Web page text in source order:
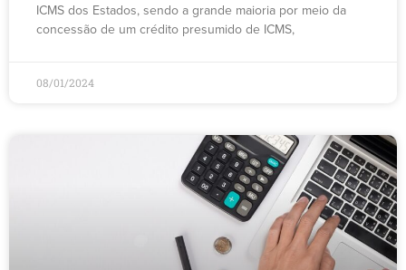
ICMS dos Estados, sendo a grande maioria por meio da
concessão de um crédito presumido de ICMS,
08/01/2024